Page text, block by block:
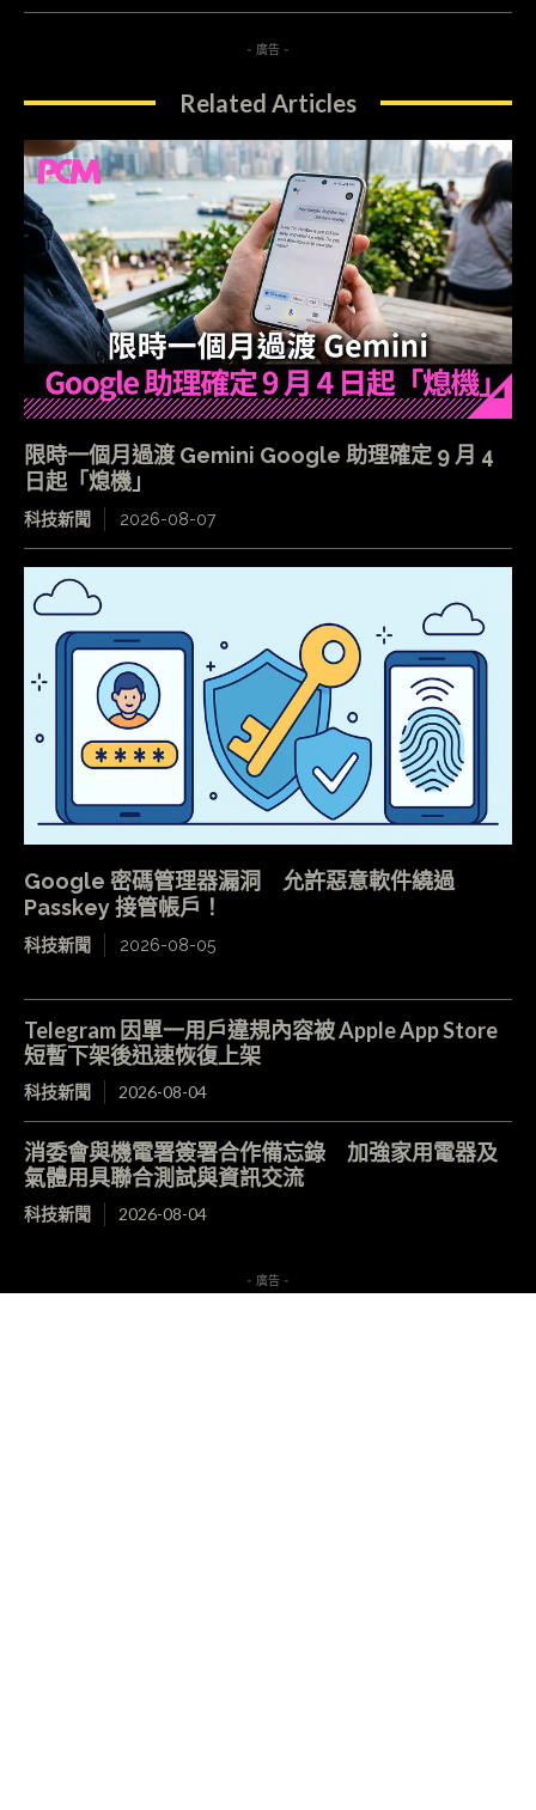
- 廣告 -
Related Articles
限時一個月過渡 Gemini Google 助理確定 9 月 4
日起「熄機」
科技新聞 2026-08-07
Google 密碼管理器漏洞 允許惡意軟件繞過
Passkey 接管帳戶！
科技新聞 2026-08-05
Telegram 因單一用戶違規內容被 Apple App Store
短暫下架後迅速恢復上架
科技新聞 2026-08-04
消委會與機電署簽署合作備忘錄 加強家用電器及
氣體用具聯合測試與資訊交流
科技新聞 2026-08-04
- 廣告 -